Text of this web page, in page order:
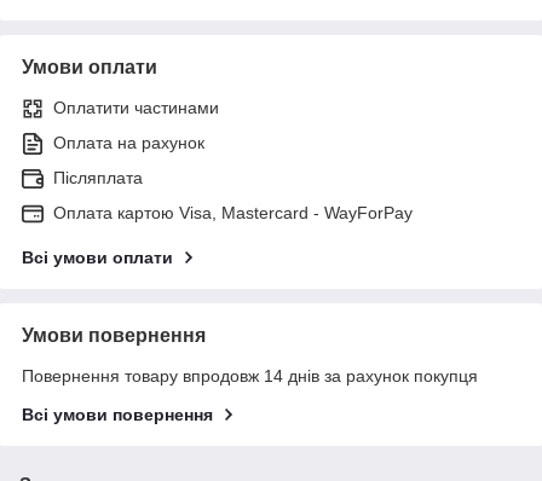
Умови оплати
Оплатити частинами
Оплата на рахунок
Післяплата
Оплата картою Visa, Mastercard - WayForPay
Всі умови оплати
Умови повернення
Повернення товару впродовж 14 днів за рахунок покупця
Всі умови повернення